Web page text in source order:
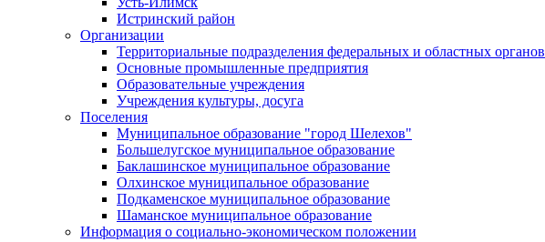
Истринский район
Организации
Территориальные подразделения федеральных и областных органов
Основные промышленные предприятия
Образовательные учреждения
Учреждения культуры, досуга
Поселения
Муниципальное образование "город Шелехов"
Большелугское муниципальное образование
Баклашинское муниципальное образование
Олхинское муниципальное образование
Подкаменское муниципальное образование
Шаманское муниципальное образование
Информация о социально-экономическом положении